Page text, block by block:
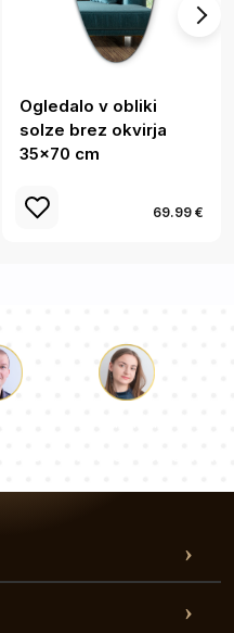
Ogledalo v obliki
solze brez okvirja
35x70 cm
69.99 €